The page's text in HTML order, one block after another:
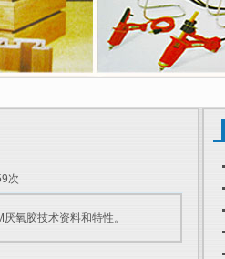
次
氧胶技术资料和特性。